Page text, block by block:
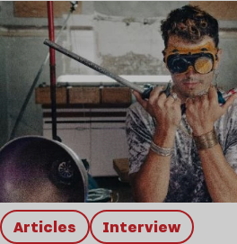
Articles interview